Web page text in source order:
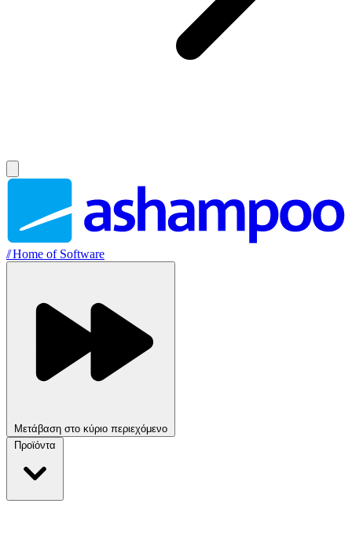
//Home of Software
Μετάβαση στο κύριο περιεχόμενο
Προϊόντα